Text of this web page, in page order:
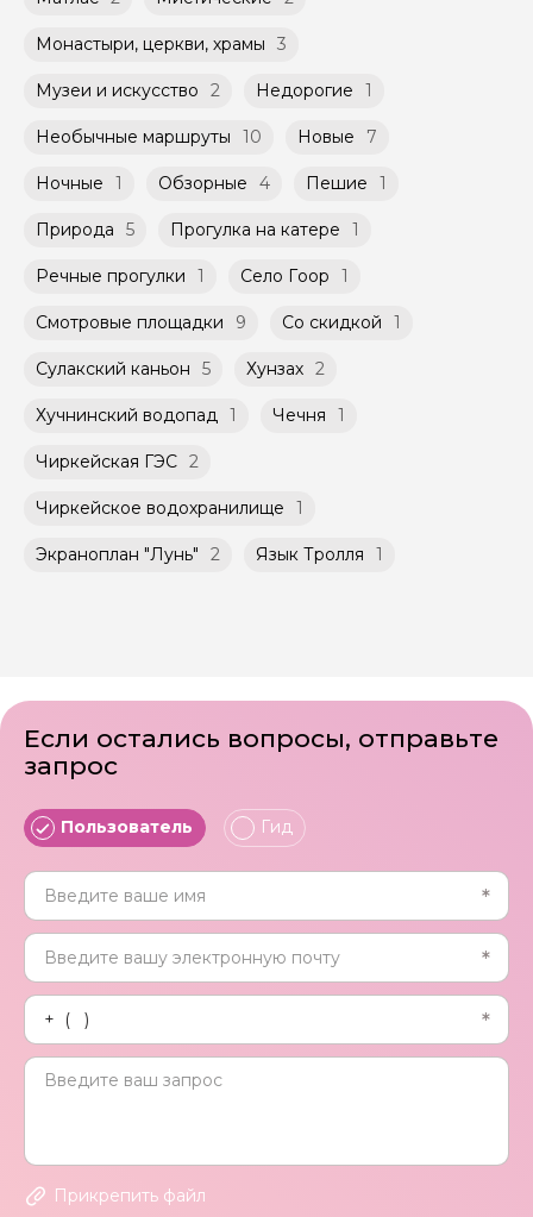
Монастыри, церкви, храмы 3
Музеи и искусство 2 Недорогие 1
Необычные маршруты 10 Новые 7
Ночные 1 Обзорные 4 Пешие 1
Природа 5 Прогулка на катере 1
Речные прогулки 1 Село Гоор 1
Смотровые площадки 9 Со скидкой 1
Сулакский каньон 5 Хунзах 2
Хучнинский водопад 1 Чечня 1
Чиркейская ГЭС 2
Чиркейское водохранилище 1
Экраноплан "Лунь" 2 Язык Тролля 1
Если остались вопросы, отправьте
запрос
Пользователь Гид
Прикрепить файл